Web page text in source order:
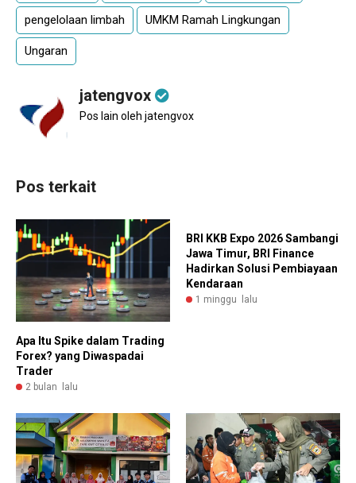
pengelolaan limbah UMKM Ramah Lingkungan
Ungaran
jatengvox
Pos lain oleh jatengvox
Pos terkait
Apa Itu Spike dalam Trading
Forex? yang Diwaspadai
Trader
2 bulan lalu
BRI KKB Expo 2026 Sambangi
Jawa Timur, BRI Finance
Hadirkan Solusi Pembiayaan
Kendaraan
1 minggu lalu